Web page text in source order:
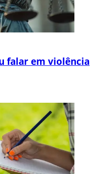
falar em violência